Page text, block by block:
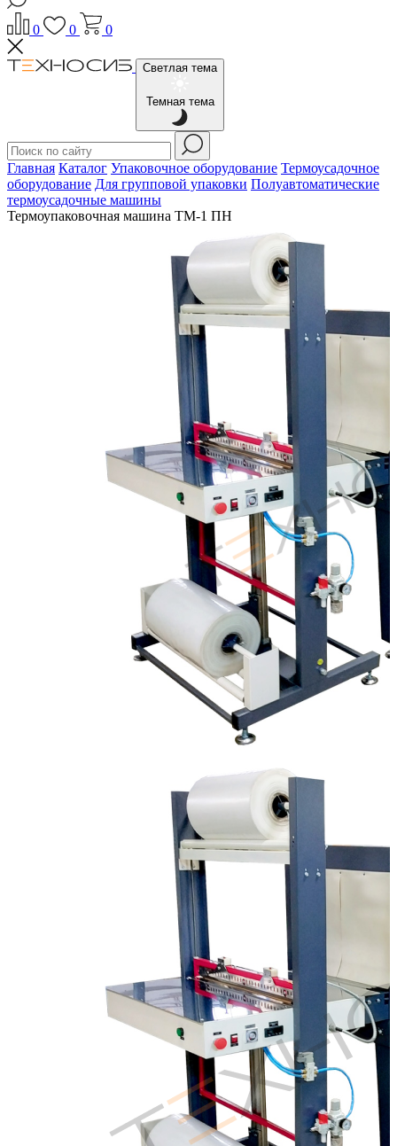
0 0 0
Светлая тема
Темная тема
Главная Каталог Упаковочное оборудование Термоусадочное
оборудование Для групповой упаковки Полуавтоматические
термоусадочные машины
Термоупаковочная машина ТМ-1 ПН